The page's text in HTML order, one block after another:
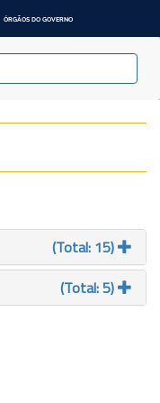
ÓRGÃOS DO GOVERNO
(Total: 15)
(Total: 5)